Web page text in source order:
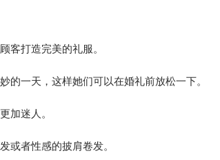
客打造完美的礼服。
的一天，这样她们可以在婚礼前放松一下。
加迷人。
或者性感的披肩卷发。